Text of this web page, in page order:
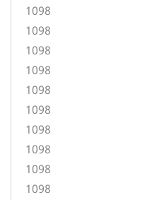
1098
1098
1098
1098
1098
1098
1098
1098
1098
1098